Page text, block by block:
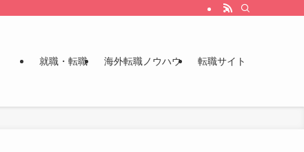
就職・転職 海外転職ノウハウ 転職サイト